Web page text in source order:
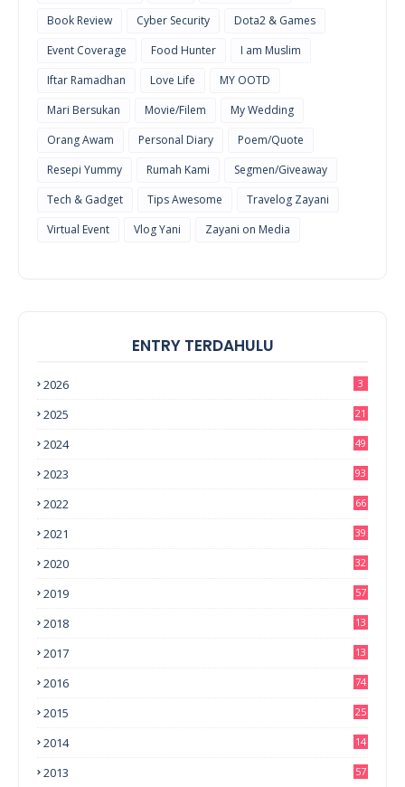
Book Review
Cyber Security
Dota2 & Games
Event Coverage
Food Hunter
I am Muslim
Iftar Ramadhan
Love Life
MY OOTD
Mari Bersukan
Movie/Filem
My Wedding
Orang Awam
Personal Diary
Poem/Quote
Resepi Yummy
Rumah Kami
Segmen/Giveaway
Tech & Gadget
Tips Awesome
Travelog Zayani
Virtual Event
Vlog Yani Zayani on Media
ENTRY TERDAHULU
2026 3
2025 21
2024 49
2023 93
2022 66
2021 39
2020 32
2019 57
2018
13
2017
13
2016 74
2015 25
2014
14
2013 57